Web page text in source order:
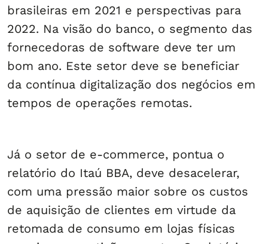
brasileiras em 2021 e perspectivas para
2022. Na visão do banco, o segmento das
fornecedoras de software deve ter um
bom ano. Este setor deve se beneficiar
da contínua digitalização dos negócios em
tempos de operações remotas.
Já o setor de e-commerce, pontua o
relatório do Itaú BBA, deve desacelerar,
com uma pressão maior sobre os custos
de aquisição de clientes em virtude da
retomada de consumo em lojas físicas